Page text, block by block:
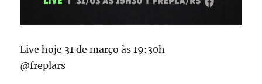
Live hoje 31 de março às 19:30h
@freplars